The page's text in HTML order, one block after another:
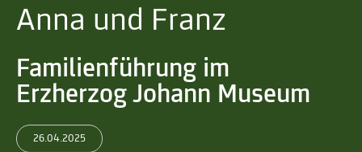
Anna und Franz
Familienführung im
Erzherzog Johann Museum
26.04.2025